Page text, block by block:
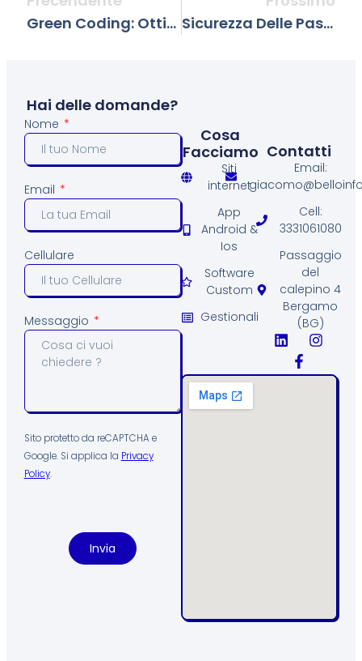
Green Coding: Ottimizzazione Energetica Nelle Applicazioni Software Per Il 2026
Sicurezza Delle Password: La Guida Definitiva Alle Migliori Pratiche
Hai delle domande?
Nome
Email
Cellulare
Messaggio
Sito protetto da reCAPTCHA e
Google. Si applica la Privacy
Policy.
Invia
Cosa
Facciamo
Siti
internet
App
Android &
Ios
Software
Custom
Gestionali
Contatti
Email:
Cell:
3331061080
Passaggio
del
calepino 4
Bergamo
(BG)